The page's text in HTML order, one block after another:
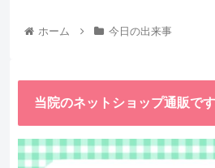
ホーム 今日の出来事
当院のネットショップ通販で